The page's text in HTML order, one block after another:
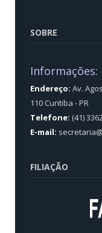
SOBRE
Informações:
Endereço: Av.
110 Curitiba - PR
Telefone: (41)
E-mail:
FILIAÇÃO